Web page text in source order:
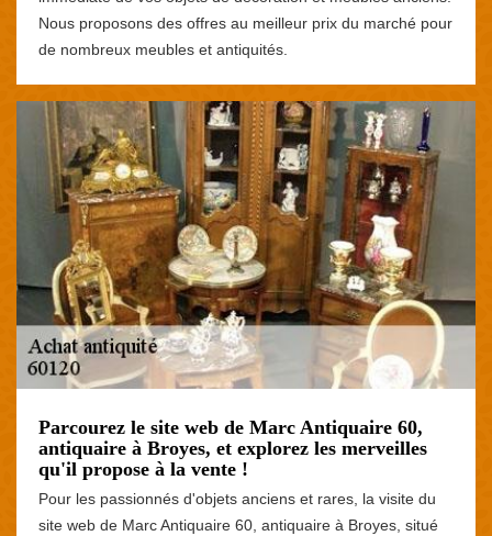
Nous proposons des offres au meilleur prix du marché pour
de nombreux meubles et antiquités.
Parcourez le site web de Marc Antiquaire 60,
antiquaire à Broyes, et explorez les merveilles
qu'il propose à la vente !
Pour les passionnés d'objets anciens et rares, la visite du
site web de Marc Antiquaire 60, antiquaire à Broyes, situé